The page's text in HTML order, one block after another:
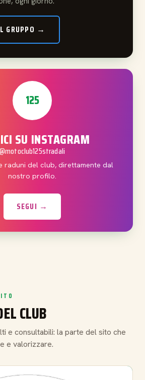
GRUPPO →
125
SU INSTAGRAM
@motoclub125stradali
raduni del club, direttamente dal
nostro profilo.
SEGUI →
CLUB
e consultabili: la parte del sito che
e valorizzare.